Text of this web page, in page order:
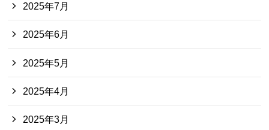
2025年7月
2025年6月
2025年5月
2025年4月
2025年3月